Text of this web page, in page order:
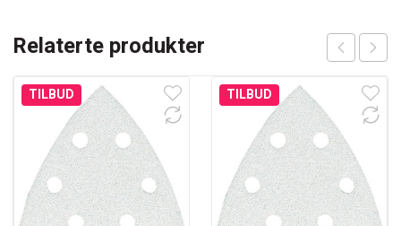
Relaterte produkter
TILBUD TILBUD